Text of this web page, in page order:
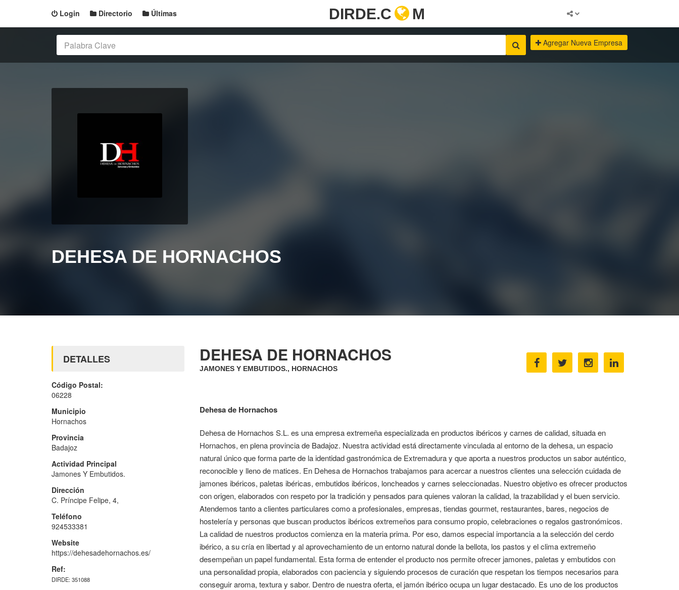
Login Directorio Últimas DIRDE.C M
Agregar Nueva Empresa
DEHESA DE HORNACHOS
DEHESA DE HORNACHOS
JAMONES Y EMBUTIDOS., HORNACHOS
Dehesa de Hornachos
Dehesa de Hornachos S.L. es una empresa extremeña especializada en productos ibéricos y carnes de calidad, situada en
Hornachos, en plena provincia de Badajoz. Nuestra actividad está directamente vinculada al entorno de la dehesa, un espacio
natural único que forma parte de la identidad gastronómica de Extremadura y que aporta a nuestros productos un sabor auténtico,
reconocible y lleno de matices. En Dehesa de Hornachos trabajamos para acercar a nuestros clientes una selección cuidada de
jamones ibéricos, paletas ibéricas, embutidos ibéricos, loncheados y carnes seleccionadas. Nuestro objetivo es ofrecer productos
con origen, elaborados con respeto por la tradición y pensados para quienes valoran la calidad, la trazabilidad y el buen servicio.
Atendemos tanto a clientes particulares como a profesionales, empresas, tiendas gourmet, restaurantes, bares, negocios de
hostelería y personas que buscan productos ibéricos extremeños para consumo propio, celebraciones o regalos gastronómicos.
La calidad de nuestros productos comienza en la materia prima. Por eso, damos especial importancia a la selección del cerdo
ibérico, a su cría en libertad y al aprovechamiento de un entorno natural donde la bellota, los pastos y el clima extremeño
desempeñan un papel fundamental. Esta forma de entender el producto nos permite ofrecer jamones, paletas y embutidos con
una personalidad propia, elaborados con paciencia y siguiendo procesos de curación que respetan los tiempos necesarios para
conseguir aroma, textura y sabor. Dentro de nuestra oferta, el jamón ibérico ocupa un lugar destacado. Es uno de los productos
DETALLES
Código Postal:
06228
Municipio
Hornachos
Provincia
Badajoz
Actividad Principal
Jamones Y Embutidos.
Dirección
C. Príncipe Felipe, 4,
Teléfono
924533381
Website
https://dehesadehornachos.es/
Ref:
DIRDE: 351088